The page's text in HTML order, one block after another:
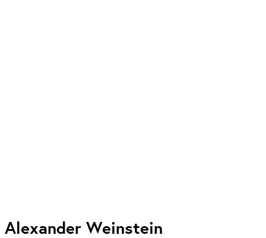
Alexander Weinstein